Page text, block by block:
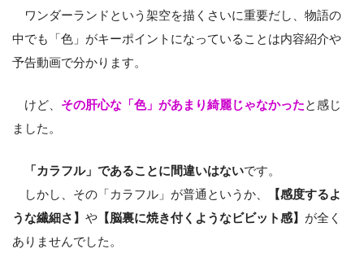
ワンダーランドという架空を描くさいに重要だし、物語の
中でも「色」がキーポイントになっていることは内容紹介や
予告動画で分かります。
けど、 その肝心な「色」があまり綺麗じゃなかったと感じ
ました。
「カラフル」であることに間違いはないです。
しかし、その「カラフル」が普通というか、
【感度するよ
うな繊細さ】 や 【脳裏に焼き付くようなビビット感】 が全く
ありませんでした。